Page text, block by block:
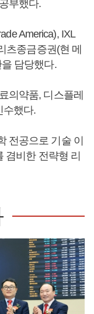
부했다.
America), IXL
츠종금증권(현 메
담당했다.
의약품, 디스플레
수했다.
전공으로 기술 이
겸비한 전략형 리